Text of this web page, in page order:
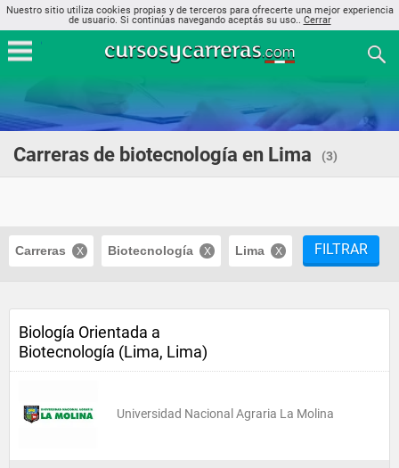
Nuestro sitio utiliza cookies propias y de terceros para ofrecerte una mejor experiencia
de usuario. Si continúas navegando aceptás su uso.. Cerrar
Carreras de biotecnología en Lima (3)
Carreras Biotecnología Lima FILTRAR
Biología Orientada a
Biotecnología (Lima, Lima)
Universidad Nacional Agraria La Molina